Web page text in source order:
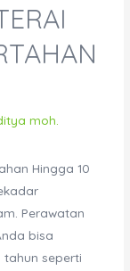
moh.
Hingga 10
Perawatan
bisa
tahun seperti